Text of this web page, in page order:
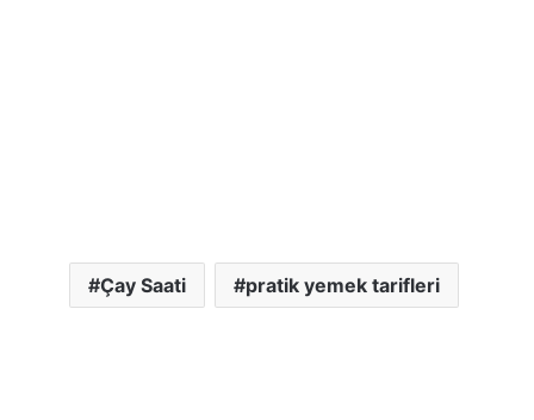
Çay Saati pratik yemek tarifleri